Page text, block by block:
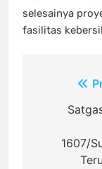
selesainya
fasilitas
1607/